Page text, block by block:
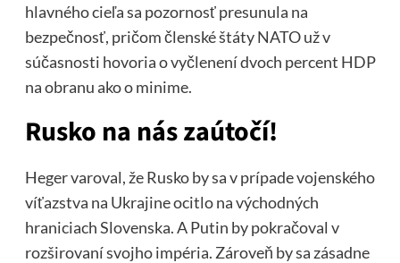
hlavného cieľa sa pozornosť presunula na
bezpečnosť, pričom členské štáty NATO už v
súčasnosti hovoria o vyčlenení dvoch percent HDP
na obranu ako o minime.
Rusko na nás zaútočí!
Heger varoval, že Rusko by sa v prípade vojenského
víťazstva na Ukrajine ocitlo na východných
hraniciach Slovenska. A Putin by pokračoval v
rozširovaní svojho impéria. Zároveň by sa zásadne